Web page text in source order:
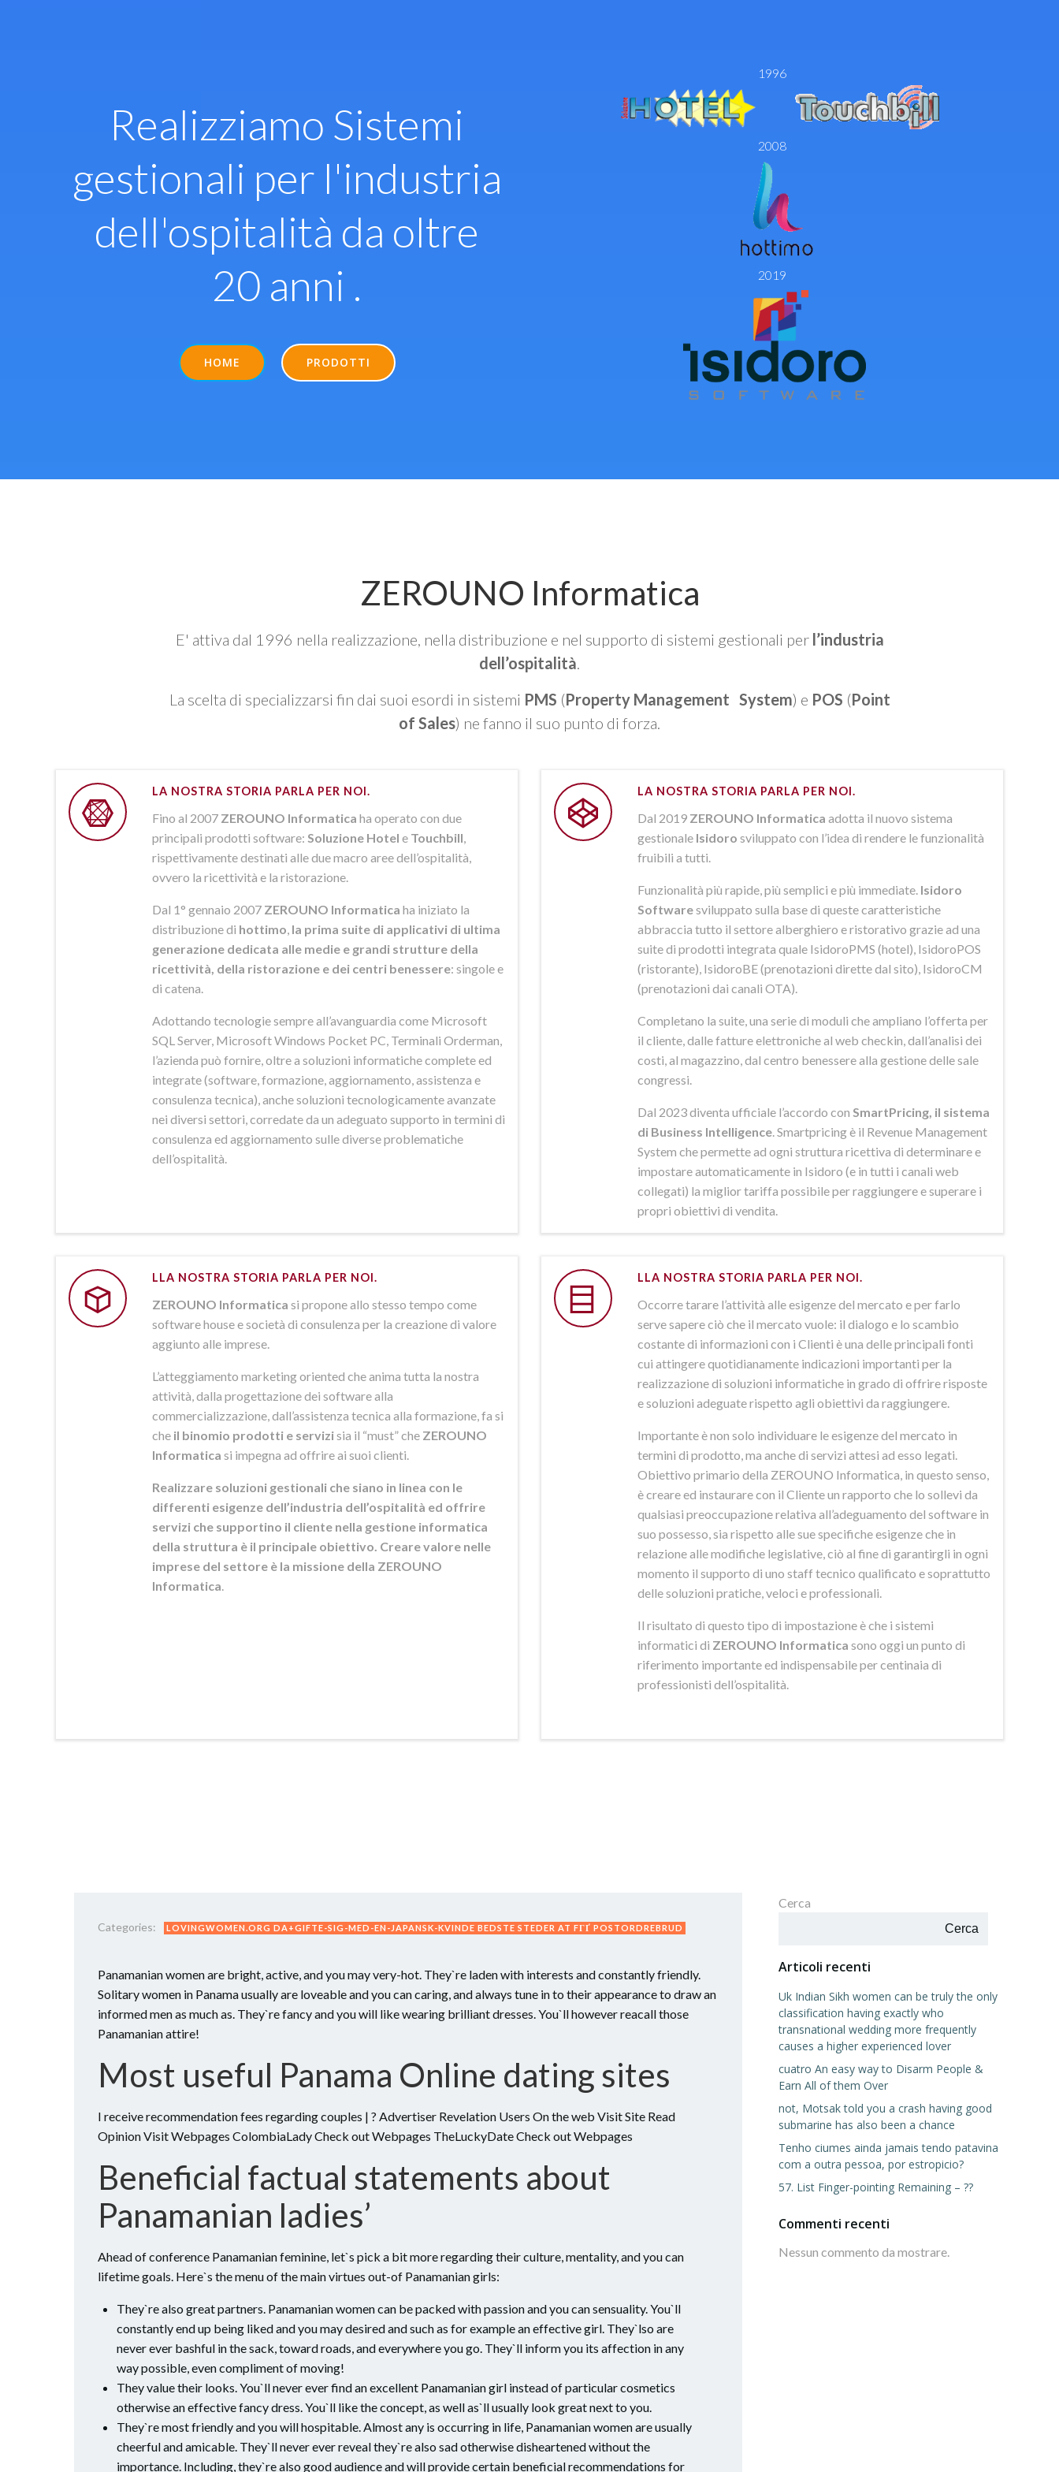
Realizziamo Sistemi
gestionali per l'industria
dell'ospitalità da oltre
20 anni .
HOME PRODOTTI
1996
2008
2019
ZEROUNO Informatica
E' attiva dal 1996 nella realizzazione, nella distribuzione e nel supporto di sistemi gestionali per l’industria
dell’ospitalità
La scelta di specializzarsi fin dai suoi esordi in sistemi PMS (Property Management System) e POS (Point
of Sales) ne fanno il suo punto di forza.
LA NOSTRA STORIA PARLA PER NOI.
Fino al 2007 ZEROUNO Informatica ha operato con due
principali prodotti software: Soluzione Hotel e Touchbill
rispettivamente destinati alle due macro aree dell’ospitalità,
ovvero la ricettività e la ristorazione.
Dal 1° gennaio 2007 ZEROUNO Informatica ha iniziato la
distribuzione di hottimo la prima suite di applicativi di ultima
generazione dedicata alle medie e grandi strutture della
ricettività, della ristorazione e dei centri benessere: singole e
di catena.
Adottando tecnologie sempre all’avanguardia come Microsoft
SQL Server, Microsoft Windows Pocket PC, Terminali Orderman,
l’azienda può fornire, oltre a soluzioni informatiche complete ed
integrate (software, formazione, aggiornamento, assistenza e
consulenza tecnica), anche soluzioni tecnologicamente avanzate
nei diversi settori, corredate da un adeguato supporto in termini di
consulenza ed aggiornamento sulle diverse problematiche
dell’ospitalità.
LA NOSTRA STORIA PARLA PER NOI.
Dal 2019 ZEROUNO Informatica adotta il nuovo sistema
gestionale Isidoro sviluppato con l’idea di rendere le funzionalità
fruibili a tutti.
Funzionalità più rapide, più semplici e più immediate. Isidoro
Softwaresviluppato sulla base di queste caratteristiche
abbraccia tutto il settore alberghiero e ristorativo grazie ad una
suite di prodotti integrata quale IsidoroPMS (hotel), IsidoroPOS
(ristorante), IsidoroBE (prenotazioni dirette dal sito), IsidoroCM
(prenotazioni dai canali OTA).
Completano la suite, una serie di moduli che ampliano l’offerta per
il cliente, dalle fatture elettroniche al web checkin, dall’analisi dei
costi, al magazzino, dal centro benessere alla gestione delle sale
congressi.
Dal 2023 diventa ufficiale l’accordo con SmartPricing, il sistema
di Business Intelligence . Smartpricing è il Revenue Management
System che permette ad ogni struttura ricettiva di determinare e
impostare automaticamente in Isidoro (e in tutti i canali web
collegati) la miglior tariffa possibile per raggiungere e superare i
propri obiettivi di vendita.
LLA NOSTRA STORIA PARLA PER NOI.
ZEROUNO Informatica si propone allo stesso tempo come
software house e società di consulenza per la creazione di valore
aggiunto alle imprese.
L’atteggiamento marketing oriented che anima tutta la nostra
attività, dalla progettazione dei software alla
commercializzazione, dall’assistenza tecnica alla formazione, fa si
che il binomio prodotti e servizisia il “must” che ZEROUNO
Informatica si impegna ad offrire ai suoi clienti.
Realizzare soluzioni gestionali che siano in linea con le
differenti esigenze dell’industria dell’ospitalità ed offrire
servizi che supportino il cliente nella gestione informatica
della struttura è il principale obiettivo. Creare valore nelle
imprese del settore è la missione della ZEROUNO
Informatica
LLA NOSTRA STORIA PARLA PER NOI.
Occorre tarare l’attività alle esigenze del mercato e per farlo
serve sapere ciò che il mercato vuole: il dialogo e lo scambio
costante di informazioni con i Clienti è una delle principali fonti
cui attingere quotidianamente indicazioni importanti per la
realizzazione di soluzioni informatiche in grado di offrire risposte
e soluzioni adeguate rispetto agli obiettivi da raggiungere.
Importante è non solo individuare le esigenze del mercato in
termini di prodotto, ma anche di servizi attesi ad esso legati.
Obiettivo primario della ZEROUNO Informatica, in questo senso,
è creare ed instaurare con il Cliente un rapporto che lo sollevi da
qualsiasi preoccupazione relativa all’adeguamento del software in
suo possesso, sia rispetto alle sue specifiche esigenze che in
relazione alle modifiche legislative, ciò al fine di garantirgli in ogni
momento il supporto di uno staff tecnico qualificato e soprattutto
delle soluzioni pratiche, veloci e professionali.
Il risultato di questo tipo di impostazione è che i sistemi
informatici di ZEROUNO Informatica sono oggi un punto di
riferimento importante ed indispensabile per centinaia di
professionisti dell’ospitalità.
Categories: LOVINGWOMEN.ORG DA+GIFTE-SIG-MED-EN-JAPANSK-KVINDE BEDSTE STEDER AT FГҐ POSTORDREBRUD
Panamanian women are bright, active, and you may very-hot. They`re laden with interests and constantly friendly.
Solitary women in Panama usually are loveable and you can caring, and always tune in to their appearance to draw an
informed men as much as. They`re fancy and you will like wearing brilliant dresses. You`ll however reacall those
Panamanian attire!
Most useful Panama Online dating sites
I receive recommendation fees regarding couples | ? Advertiser Revelation Users On the web Visit Site Read
Opinion Visit Webpages ColombiaLady Check out Webpages TheLuckyDate Check out Webpages
Beneficial factual statements about
Panamanian ladies’
Ahead of conference Panamanian feminine, let`s pick a bit more regarding their culture, mentality, and you can
lifetime goals. Here`s the menu of the main virtues out-of Panamanian girls:
They`re also great partners. Panamanian women can be packed with passion and you can sensuality. You`ll
constantly end up being liked and you may desired and such as for example an effective girl. They`lso are
never ever bashful in the sack, toward roads, and everywhere you go. They`ll inform you its affection in any
way possible, even compliment of moving!
They value their looks. You`ll never ever find an excellent Panamanian girl instead of particular cosmetics
otherwise an effective fancy dress. You`ll like the concept, as well as`ll usually look great next to you.
They`re most friendly and you will hospitable. Almost any is occurring in life, Panamanian women are usually
cheerful and amicable. They`ll never ever reveal they`re also sad otherwise disheartened without the
importance. Including, they`re also good audience and will provide certain beneficial recommendations for
Cerca
Cerca
Articoli recenti
Uk Indian Sikh women can be truly the only
classification having exactly who
transnational wedding more frequently
causes a higher experienced lover
cuatro An easy way to Disarm People &
Earn All of them Over
not, Motsak told you a crash having good
submarine has also been a chance
Tenho ciumes ainda jamais tendo patavina
com a outra pessoa, por estropicio?
57. List Finger-pointing Remaining – ??
Commenti recenti
Nessun commento da mostrare.